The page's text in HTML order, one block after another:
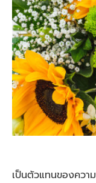
เป็นตัวแทนของควา